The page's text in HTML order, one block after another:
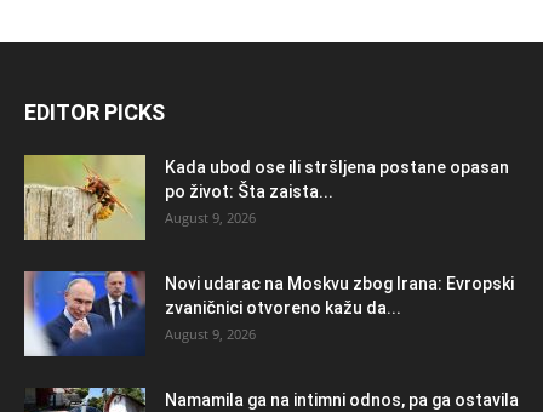
EDITOR PICKS
Kada ubod ose ili stršljena postane opasan
po život: Šta zaista...
August 9, 2026
Novi udarac na Moskvu zbog Irana: Evropski
zvaničnici otvoreno kažu da...
August 9, 2026
Namamila ga na intimni odnos, pa ga ostavila